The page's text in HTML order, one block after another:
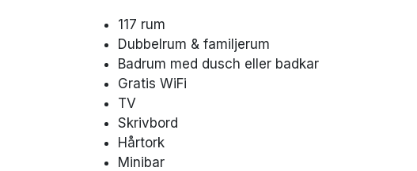
117 rum
Dubbelrum & familjerum
Badrum med dusch eller badkar
Gratis WiFi
TV
Skrivbord
Hårtork
Minibar